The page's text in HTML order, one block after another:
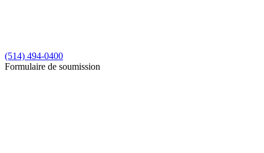
(514) 494-0400
Formulaire de soumission